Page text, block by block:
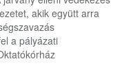
akik együtt arra
a pályázati